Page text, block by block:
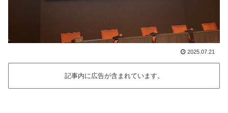
2025.07.21
記事内に広告が含まれています。